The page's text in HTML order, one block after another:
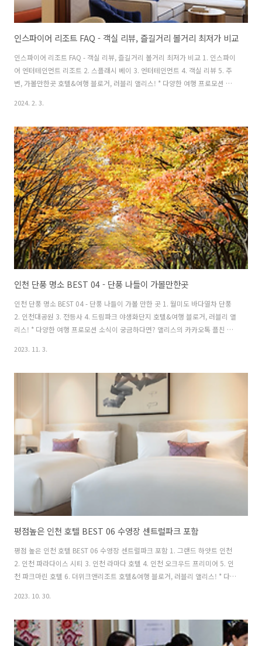
인스파이어 리조트 FAQ - 객실 리뷰, 즐길거리 볼거리 최저가 비교
인스파이어 리조트 FAQ - 객실 리뷰, 즐길거리 볼거리 최저가 비교 1. 인스파이
어 엔터테인먼트 리조트 2. 스플래시 베이 3. 엔터테인먼트 4. 객실 리뷰 5. 주
변, 가볼만한곳 호텔&여행 블로거, 러블리 앨리스! * 다양한 여행 프로모션 소
서울 몰입형 예술 전시 " 워커힐 빛의 시어터 관람후기 " 인스파이어 리조트
인스파이어 엔터테인먼트 리조트는 다채로운 시설과 콘텐츠가 숨 쉬는 초대형
복합 리조트다. 리조트 내 각기 다른 컨셉으로 구성된 세 개 동의 5성급 호텔을
갖췄다. 그 외 15,000석 규모의 국내 최초 공연 아레나, 1년..
2024. 2. 3.
인천 단풍 명소 BEST 04 - 단풍 나들이 가볼만한곳
인천 단풍 명소 BEST 04 - 단풍 나들이 가볼 만한 곳 1. 월미도 바다열차 단풍
2. 인천대공원 3. 전등사 4. 드림파크 야생화단지 호텔&여행 블로거, 러블리 앨
리스! * 다양한 여행 프로모션 소식이 궁금하다면? 앨리스의 카카오톡 플친 추
소 BEST 04 " 바다도 있고 산도 있는 인천에서 가을 나들이를 계획 중이라면
니. 인천 단풍 명소 BEST 04 단풍 나들이 가볼 만한 곳 1. 월미도 바다열차 단
풍 - 주소: 인천광역시 중구 제물량로 269 - 연락처: 032-450-7600 - 운영시
간: 성수기(4월~10월) 주중(화수목) 10:..
2023. 11. 3.
평점높은 인천 호텔 BEST 06 수영장 센트럴파크 포함
평점 높은 인천 호텔 BEST 06 수영장 센트럴파크 포함 1. 그랜드 하얏트 인천
2. 인천 파라다이스 시티 3. 인천 라마다 호텔 4. 인천 오크우드 프리미어 5. 인
천 파크마린 호텔 6. 더위크앤리조트 호텔&여행 블로거, 러블리 앨리스! * 다양
단위 여행객들이 좋은 인천 호텔 포함 인천 내 다양한 호텔 리스트 " 평점높은
인기 + 평점 높은 호텔을 간략하게 정리했으니 인천 여행 시 참고하자. 평점 높
은 인천 호텔 BEST 06 수영장 센트럴파크 포함 1. 그랜드 하얏트 인천 - 주소:
2023. 10. 30.